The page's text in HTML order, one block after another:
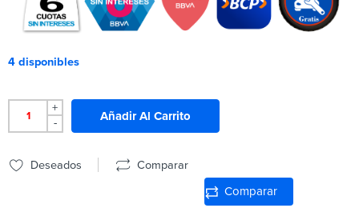
4 disponibles
+
-
Añadir Al Carrito
Deseados Comparar
Comparar